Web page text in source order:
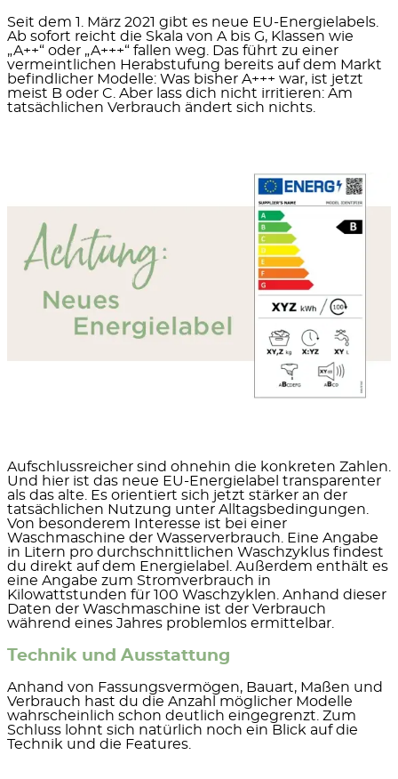
Seit dem 1. März 2021 gibt es neue EU-Energielabels
Ab sofort reicht die Skala von A bis G, Klassen wie
„A++“ oder „A+++“ fallen weg. Das führt zu einer
vermeintlichen Herabstufung bereits auf dem Markt
befindlicher Modelle: Was bisher A+++ war, ist jetzt
meist B oder C. Aber lass dich nicht irritieren: Am
tatsächlichen Verbrauch ändert sich nichts.
Aufschlussreicher sind ohnehin die konkreten Zahlen.
Und hier ist das neue EU-Energielabel transparenter
als das alte. Es orientiert sich jetzt stärker an der
tatsächlichen Nutzung unter Alltagsbedingungen.
Von besonderem Interesse ist bei einer
Waschmaschine der Wasserverbrauch . Eine Angabe
in
Litern pro durchschnittlichen Waschzyklus findest
du direkt auf dem Energielabel. Außerdem enthält es
eine Angabe zum Stromverbrauch in
Kilowattstunden für 100 Waschzyklen . Anhand dieser
Daten der Waschmaschine ist der Verbrauch
während eines Jahres problemlos ermittelbar.
Technik und Ausstattung
Anhand von Fassungsvermögen, Bauart, Maßen und
Verbrauch hast du die Anzahl möglicher Modelle
wahrscheinlich schon deutlich eingegrenzt. Zum
Schluss lohnt sich natürlich noch ein Blick auf die
Technik und die Features.